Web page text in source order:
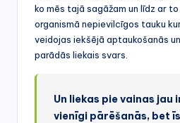
ko mēs tajā sagāžam un līdz ar
organismā nepievilcīgos tauku
veidojas iekšējā aptaukošanās
parādās liekais svars.
Un liekas pie vainas jau
vienīgi pārēšanās, bet